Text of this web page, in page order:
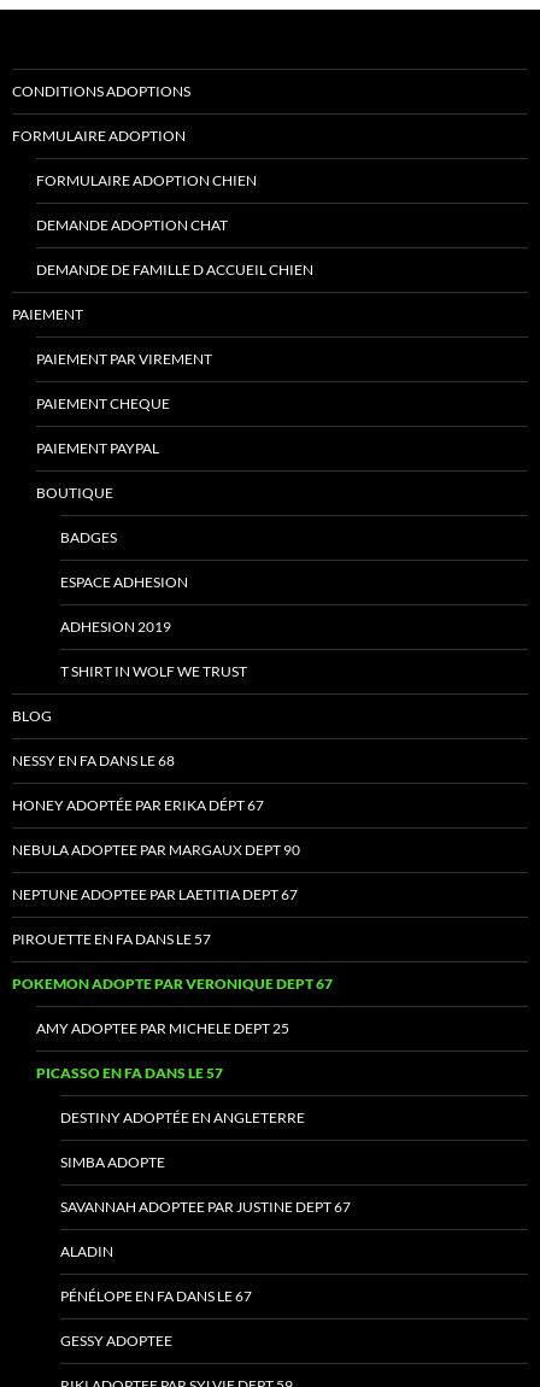
CONDITIONS ADOPTIONS
FORMULAIRE ADOPTION
FORMULAIRE ADOPTION CHIEN
DEMANDE ADOPTION CHAT
DEMANDE DE FAMILLE D ACCUEIL CHIEN
PAIEMENT
PAIEMENT PAR VIREMENT
PAIEMENT CHEQUE
PAIEMENT PAYPAL
BOUTIQUE
BADGES
ESPACE ADHESION
ADHESION 2019
T SHIRT IN WOLF WE TRUST
BLOG
NESSY EN FA DANS LE 68
HONEY ADOPTÉE PAR ERIKA DÉPT 67
NEBULA ADOPTEE PAR MARGAUX DEPT 90
NEPTUNE ADOPTEE PAR LAETITIA DEPT 67
PIROUETTE EN FA DANS LE 57
POKEMON ADOPTE PAR VERONIQUE DEPT 67
AMY ADOPTEE PAR MICHELE DEPT 25
PICASSO EN FA DANS LE 57
DESTINY ADOPTÉE EN ANGLETERRE
SIMBA ADOPTE
SAVANNAH ADOPTEE PAR JUSTINE DEPT 67
ALADIN
PÉNÉLOPE EN FA DANS LE 67
GESSY ADOPTEE